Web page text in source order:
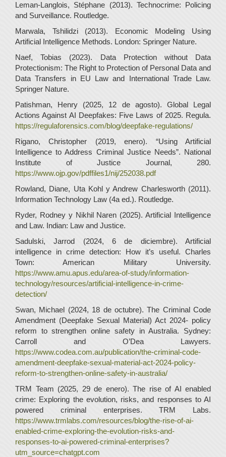
Leman-Langlois, Stéphane (2013). Technocrime: Policing
and Surveillance. Routledge.
Marwala, Tshilidzi (2013). Economic Modeling Using
Artificial Intelligence Methods. London: Springer Nature.
Naef, Tobias (2023). Data Protection without Data
Protectionism: The Right to Protection of Personal Data and
Data Transfers in EU Law and International Trade Law.
Springer Nature.
Patishman, Henry (2025, 12 de agosto). Global Legal
Actions Against AI Deepfakes: Five Laws of 2025. Regula.
https://regulaforensics.com/blog/deepfake-regulations/
Rigano, Christopher (2019, enero). “Using Artificial
Intelligence to Address Criminal Justice Needs”. National
Institute of Justice Journal, 280.
https://www.ojp.gov/pdffiles1/nij/252038.pdf
Rowland, Diane, Uta Kohl y Andrew Charlesworth (2011).
Information Technology Law (4a ed.). Routledge.
Ryder, Rodney y Nikhil Naren (2025). Artificial Intelligence
and Law. Indian: Law and Justice.
Sadulski, Jarrod (2024, 6 de diciembre). Artificial
intelligence in crime detection: How it’s useful. Charles
Town: American Military University.
https://www.amu.apus.edu/area-of-study/information-
technology/resources/artificial-intelligence-in-crime-
detection/
Swan, Michael (2024, 18 de octubre). The Criminal Code
Amendment (Deepfake Sexual Material) Act 2024- policy
reform to strengthen online safety in Australia. Sydney:
Carroll and O’Dea Lawyers.
https://www.codea.com.au/publication/the-criminal-code-
amendment-deepfake-sexual-material-act-2024-policy-
reform-to-strengthen-online-safety-in-australia/
TRM Team (2025, 29 de enero). The rise of AI enabled
crime: Exploring the evolution, risks, and responses to AI
powered criminal enterprises. TRM Labs.
https://www.trmlabs.com/resources/blog/the-rise-of-ai-
enabled-crime-exploring-the-evolution-risks-and-
responses-to-ai-powered-criminal-enterprises?
utm_source=chatgpt.com